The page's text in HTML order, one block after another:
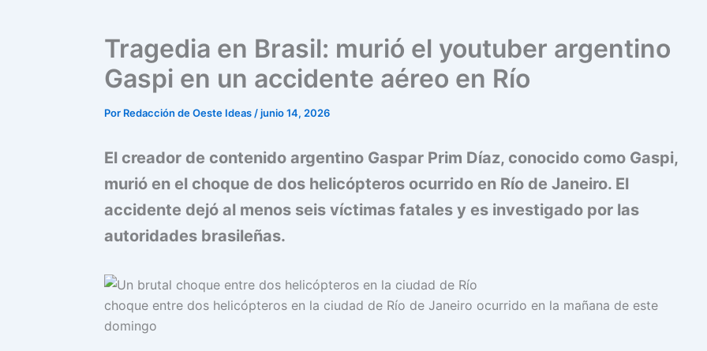
Tragedia en Brasil: murió el youtuber argentino
Gaspi en un accidente aéreo en Río
Por Redacción de Oeste Ideas /junio 14, 2026
El creador de contenido argentino Gaspar Prim Díaz, conocido como Gaspi,
murió en el choque de dos helicópteros ocurrido en Río de Janeiro. El
accidente dejó al menos seis víctimas fatales y es investigado por las
autoridades brasileñas.
choque entre dos helicópteros en la ciudad de Río de Janeiro ocurrido en la mañana de este
domingo